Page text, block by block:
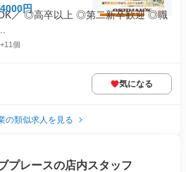
円
／ ◎高卒以上 ◎第二新卒歓迎 ◎職
+11個
気になる
の類似求人を見る
プレースの店内スタッフ